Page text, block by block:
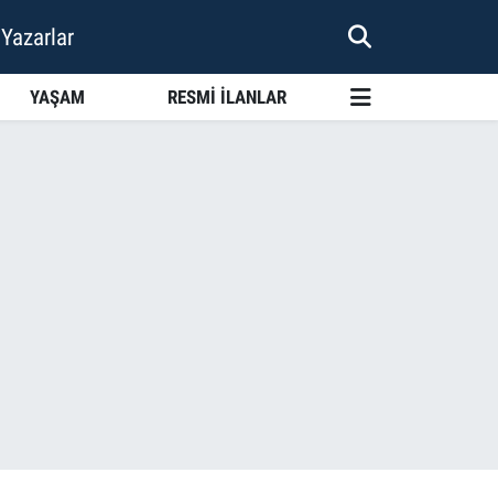
Yazarlar
YAŞAM RESMİ İLANLAR